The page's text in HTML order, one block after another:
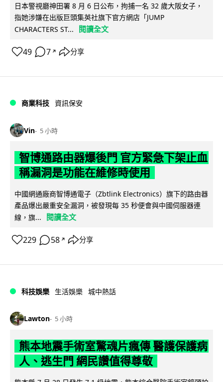
日本警視廳神田署 8 月 6 日公布，拘捕一名 32 歲大阪女子，
指她涉嫌在出版巨頭集英社旗下官方網店「JUMP
CHARACTERS ST...
閱讀全文
49 7 ↗ 分享
商業科技 資訊保安
Vin 5 小時
智博通路由器爆後門 官方緊急下架止血
稱漏洞是功能在維修時使用
中國網通廠商智博通電子（Zbtlink Electronics）旗下的路由器
產品爆出嚴重安全漏洞，被發現每 35 秒便會與中國伺服器連
線，旗...
閱讀全文
229 58 ↗ 分享
科技娛樂 生活娛樂 城中熱話
Lawton 5 小時
熊本地震手術室驚魂片瘋傳 醫護保護病
人、逃生門 網民讚值得尊敬